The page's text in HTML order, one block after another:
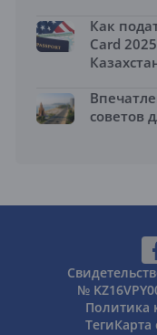
Как
Card
советов
№
Политика
ТегиКарта